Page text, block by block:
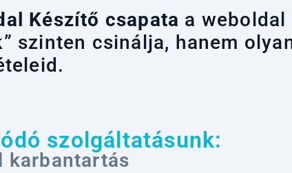
Készítő csapata a weboldal
szinten csinálja, hanem
szolgáltatásunk:
karbantartás